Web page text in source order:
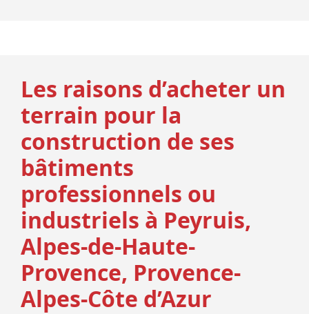
Les raisons d’acheter un
terrain pour la
construction de ses
bâtiments
professionnels ou
industriels à Peyruis,
Alpes-de-Haute-
Provence, Provence-
Alpes-Côte d’Azur